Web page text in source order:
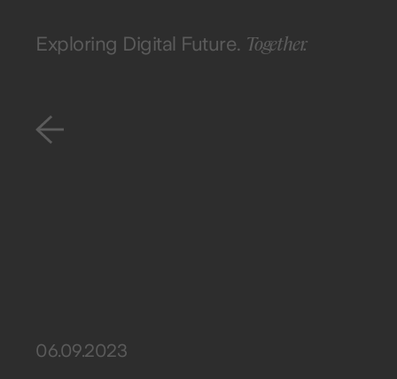
Exploring Digital Future. Together.
06.09.2023